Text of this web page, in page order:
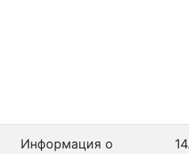
Информация о